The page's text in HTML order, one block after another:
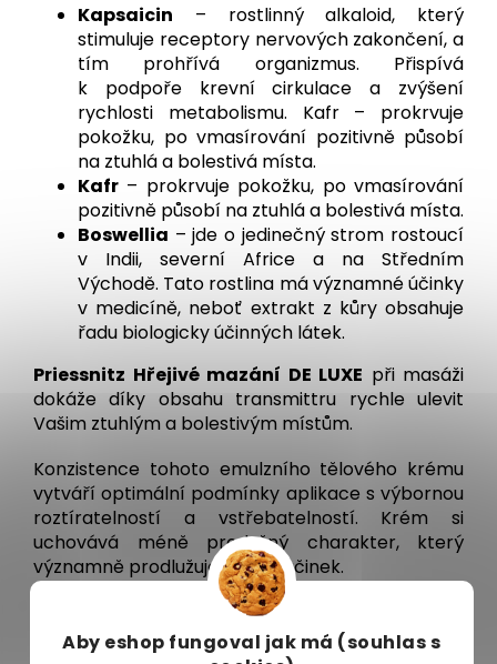
Aby eshop fungoval jak má (souhlas s
Kapsaicin – rostlinný alkaloid, který
stimuluje receptory nervových zakončení, a
tím prohřívá organizmus. Přispívá
k podpoře krevní cirkulace a zvýšení
rychlosti metabolismu. Kafr – prokrvuje
pokožku, po vmasírování pozitivně působí
na ztuhlá a bolestivá místa.
Kafr – prokrvuje pokožku, po vmasírování
pozitivně působí na ztuhlá a bolestivá místa.
Boswellia – jde o jedinečný strom rostoucí
v Indii, severní Africe a na Středním
Východě. Tato rostlina má významné účinky
v medicíně, neboť extrakt z kůry obsahuje
řadu biologicky účinných látek.
Priessnitz Hřejivé mazání DE LUXE při masáži
dokáže díky obsahu transmittru rychle ulevit
Vašim ztuhlým a bolestivým místům.
Konzistence tohoto emulzního tělového krému
vytváří optimální podmínky aplikace s výbornou
roztíratelností a vstřebatelností. Krém si
uchovává méně prodyšný charakter, který
významně prodlužuje hřejivý účinek.
Aqua, Paraffinum Liquidum, Capsicum Frutescens